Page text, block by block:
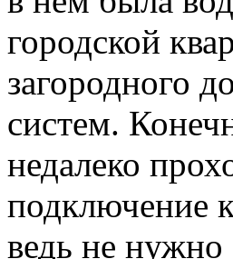
городской
загородного
систем.
недалеко
подключение
ведь не нужно